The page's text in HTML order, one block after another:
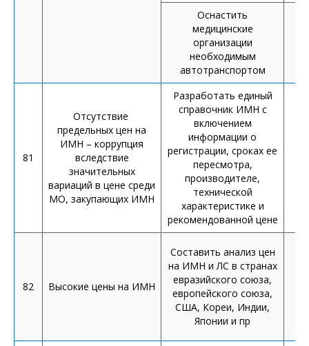
Оснастить
медицинские
организации
необходимым
автотранспортом
81
Отсутствие
предельных цен на
ИМН – коррупция
вследствие
значительных
вариаций в цене среди
МО, закупающих ИМН
Разработать единый
справочник ИМН с
включением
информации о
регистрации, сроках ее
пересмотра,
производителе,
технической
характеристике и
рекомендованной цене
82 Высокие цены на ИМН
Составить анализ цен
на ИМН и ЛС в странах
евразийского союза,
европейского союза,
США, Кореи, Индии,
Японии и пр